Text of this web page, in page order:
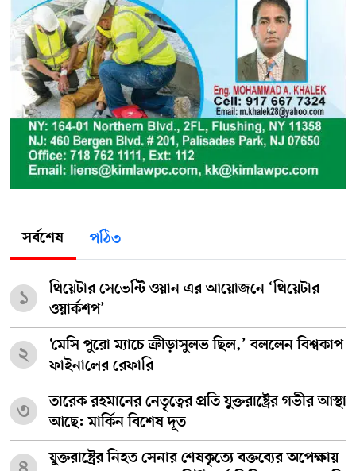
সর্বশেষ পঠিত
১
থিয়েটার সেভেন্টি ওয়ান এর আয়োজনে ‘থিয়েটার
ওয়ার্কশপ’
২
‘মেসি পুরো ম্যাচে ক্রীড়াসুলভ ছিল,’ বললেন বিশ্বকাপ
ফাইনালের রেফারি
৩
তারেক রহমানের নেতৃত্বের প্রতি যুক্তরাষ্ট্রের গভীর আস্থা
আছে: মার্কিন বিশেষ দূত
যুক্তরাষ্ট্রের নিহত সেনার শেষকৃত্যে বক্তব্যের অপেক্ষায়